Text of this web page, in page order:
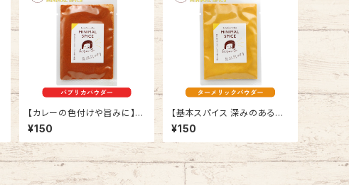
【カレーの色付けや旨みに】パ
プリカパウダー 12g ミニスパ！
MINIMAL SPICE
¥150
【基本スパイス 深みのある香
り付けに】ターメリック 12g ミ
ニスパ！ MINIMAL SPICE
¥150